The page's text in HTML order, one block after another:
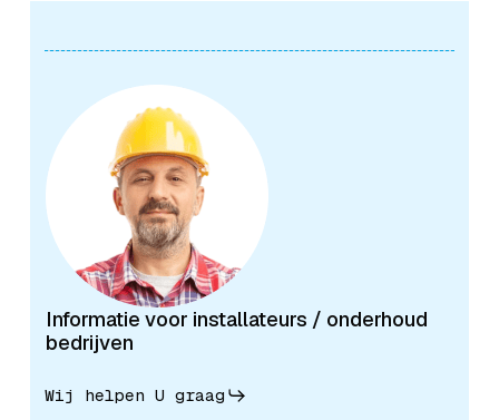
Informatie voor installateurs / onderhoud
bedrijven
Wij helpen U graag